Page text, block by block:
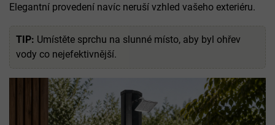
Elegantní provedení navíc neruší vzhled vašeho exteriéru.
TIP: Umístěte sprchu na slunné místo, aby byl ohřev
vody co nejefektivnější.